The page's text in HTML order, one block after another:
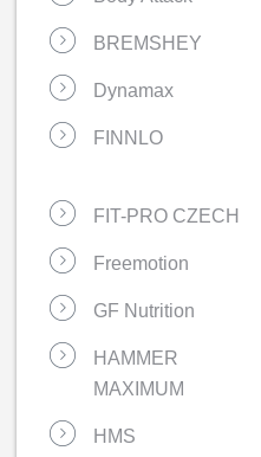
BREMSHEY
Dynamax
FINNLO
FIT-PRO CZECH
Freemotion
GF Nutrition
HAMMER
MAXIMUM
HMS